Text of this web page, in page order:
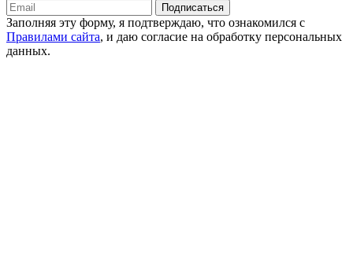
Подписаться
Заполняя эту форму, я подтверждаю, что ознакомился с
Правилами сайта, и даю согласие на обработку персональных
данных.